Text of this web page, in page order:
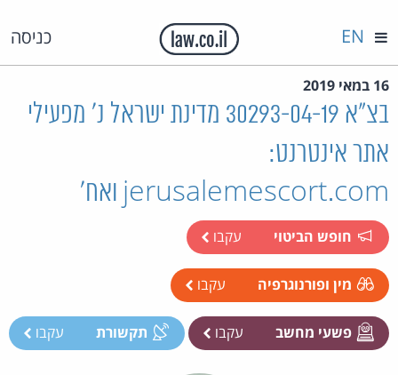
כניסה EN
16 במאי 2019
בצ"א 30293-04-19 מדינת ישראל נ' מפעילי
אתר אינטרנט:
jerusalemescort.com ואח'
חופש הביטוי עקבו
מין ופורנוגרפיה עקבו
פשעי מחשב עקבו תקשורת עקבו